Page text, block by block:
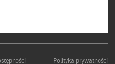
Polityka prywatności